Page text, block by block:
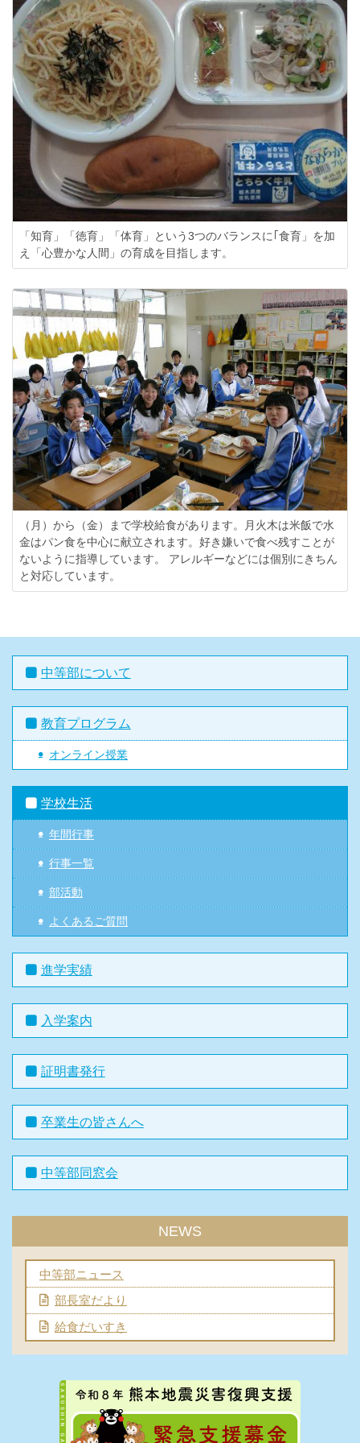
「知育」「徳育」「体育」という3つのバランスに｢食育」を加
え「心豊かな人間」の育成を目指します。
（月）から（金）まで学校給食があります。月火木は米飯で水
金はパン食を中心に献立されます。好き嫌いで食べ残すことが
ないように指導しています。 アレルギーなどには個別にきちん
と対応しています。
中等部について
教育プログラム
オンライン授業
学校生活
年間行事
行事一覧
部活動
よくあるご質問
進学実績
入学案内
証明書発行
卒業生の皆さんへ
中等部同窓会
NEWS
中等部ニュース
部長室だより
給食だいすき